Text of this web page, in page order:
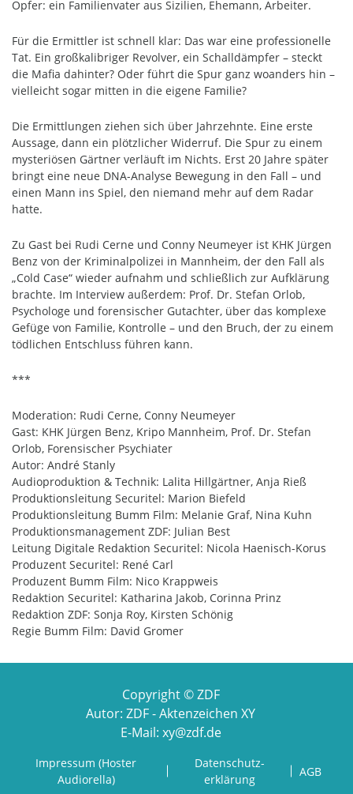
Opfer: ein Familienvater aus Sizilien, Ehemann, Arbeiter.
Für die Ermittler ist schnell klar: Das war eine professionelle
Tat. Ein großkalibriger Revolver, ein Schalldämpfer – steckt
die Mafia dahinter? Oder führt die Spur ganz woanders hin –
vielleicht sogar mitten in die eigene Familie?
Die Ermittlungen ziehen sich über Jahrzehnte. Eine erste
Aussage, dann ein plötzlicher Widerruf. Die Spur zu einem
mysteriösen Gärtner verläuft im Nichts. Erst 20 Jahre später
bringt eine neue DNA-Analyse Bewegung in den Fall – und
einen Mann ins Spiel, den niemand mehr auf dem Radar
hatte.
Zu Gast bei Rudi Cerne und Conny Neumeyer ist KHK Jürgen
Benz von der Kriminalpolizei in Mannheim, der den Fall als
„Cold Case“ wieder aufnahm und schließlich zur Aufklärung
brachte. Im Interview außerdem: Prof. Dr. Stefan Orlob,
Psychologe und forensischer Gutachter, über das komplexe
Gefüge von Familie, Kontrolle – und den Bruch, der zu einem
tödlichen Entschluss führen kann.
***
Moderation: Rudi Cerne, Conny Neumeyer
Gast: KHK Jürgen Benz, Kripo Mannheim, Prof. Dr. Stefan
Orlob, Forensischer Psychiater
Autor: André Stanly
Audioproduktion & Technik: Lalita Hillgärtner, Anja Rieß
Produktionsleitung Securitel: Marion Biefeld
Produktionsleitung Bumm Film: Melanie Graf, Nina Kuhn
Produktionsmanagement ZDF: Julian Best
Leitung Digitale Redaktion Securitel: Nicola Haenisch-Korus
Produzent Securitel: René Carl
Produzent Bumm Film: Nico Krappweis
Redaktion Securitel: Katharina Jakob, Corinna Prinz
Redaktion ZDF: Sonja Roy, Kirsten Schönig
Regie Bumm Film: David Gromer
Copyright © ZDF
Autor: ZDF - Aktenzeichen XY
E-Mail: xy@zdf.de
Impressum (Hoster
Audiorella)
Datenschutz­
erklärung
AGB